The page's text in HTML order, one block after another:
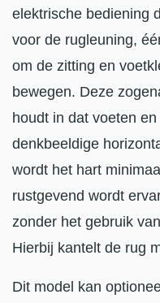
elektrische bediening
voor de rugleuning,
om de zitting en
bewegen. Deze
houdt in dat voeten
denkbeeldige
wordt het hart
rustgevend wordt
zonder het gebruik
Hierbij kantelt de rug
Dit model kan